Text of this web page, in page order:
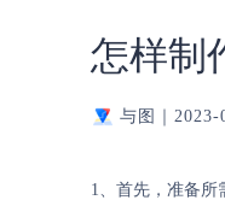
怎样制
与图｜ 2023-
1、首先，准备所